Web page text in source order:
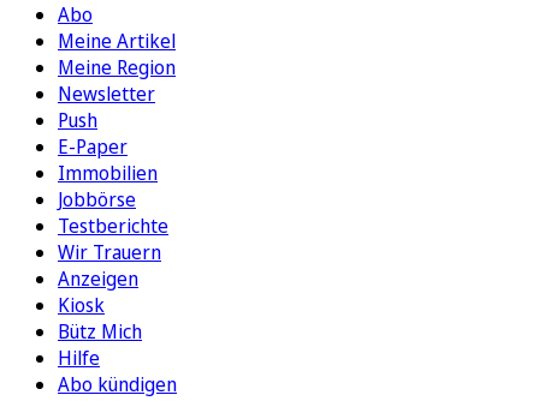
Abo
Meine Artikel
Meine Region
Newsletter
Push
E-Paper
Immobilien
Jobbörse
Testberichte
Wir Trauern
Anzeigen
Kiosk
Bütz Mich
Hilfe
Abo kündigen